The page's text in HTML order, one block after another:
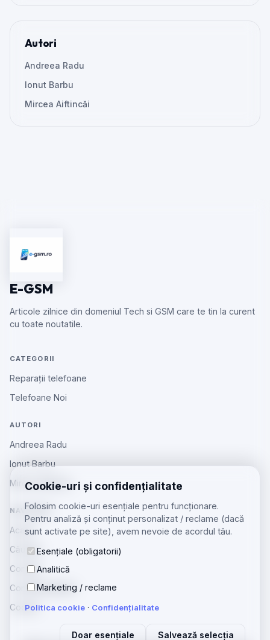
Cookie-uri și confidențialitate
Folosim cookie-uri esențiale pentru funcționare.
Pentru analiză și conținut personalizat / reclame (dacă
sunt activate pe site), avem nevoie de acordul tău.
Esențiale (obligatorii)
Analitică
Marketing / reclame
Politica cookie · Confidențialitate
Doar esențiale Salvează selecția
Autori
Andreea Radu
Ionut Barbu
Mircea Aiftincăi
E-GSM
Articole zilnice din domeniul Tech si GSM care te tin la curent
cu toate noutatile.
CATEGORII
Reparații telefoane
Telefoane Noi
AUTORI
Andreea Radu
Ionut Barbu
Mircea Aiftincăi
NAVIGARE
Acasă
Căutare
Contact
Confidențialitate
Cookie